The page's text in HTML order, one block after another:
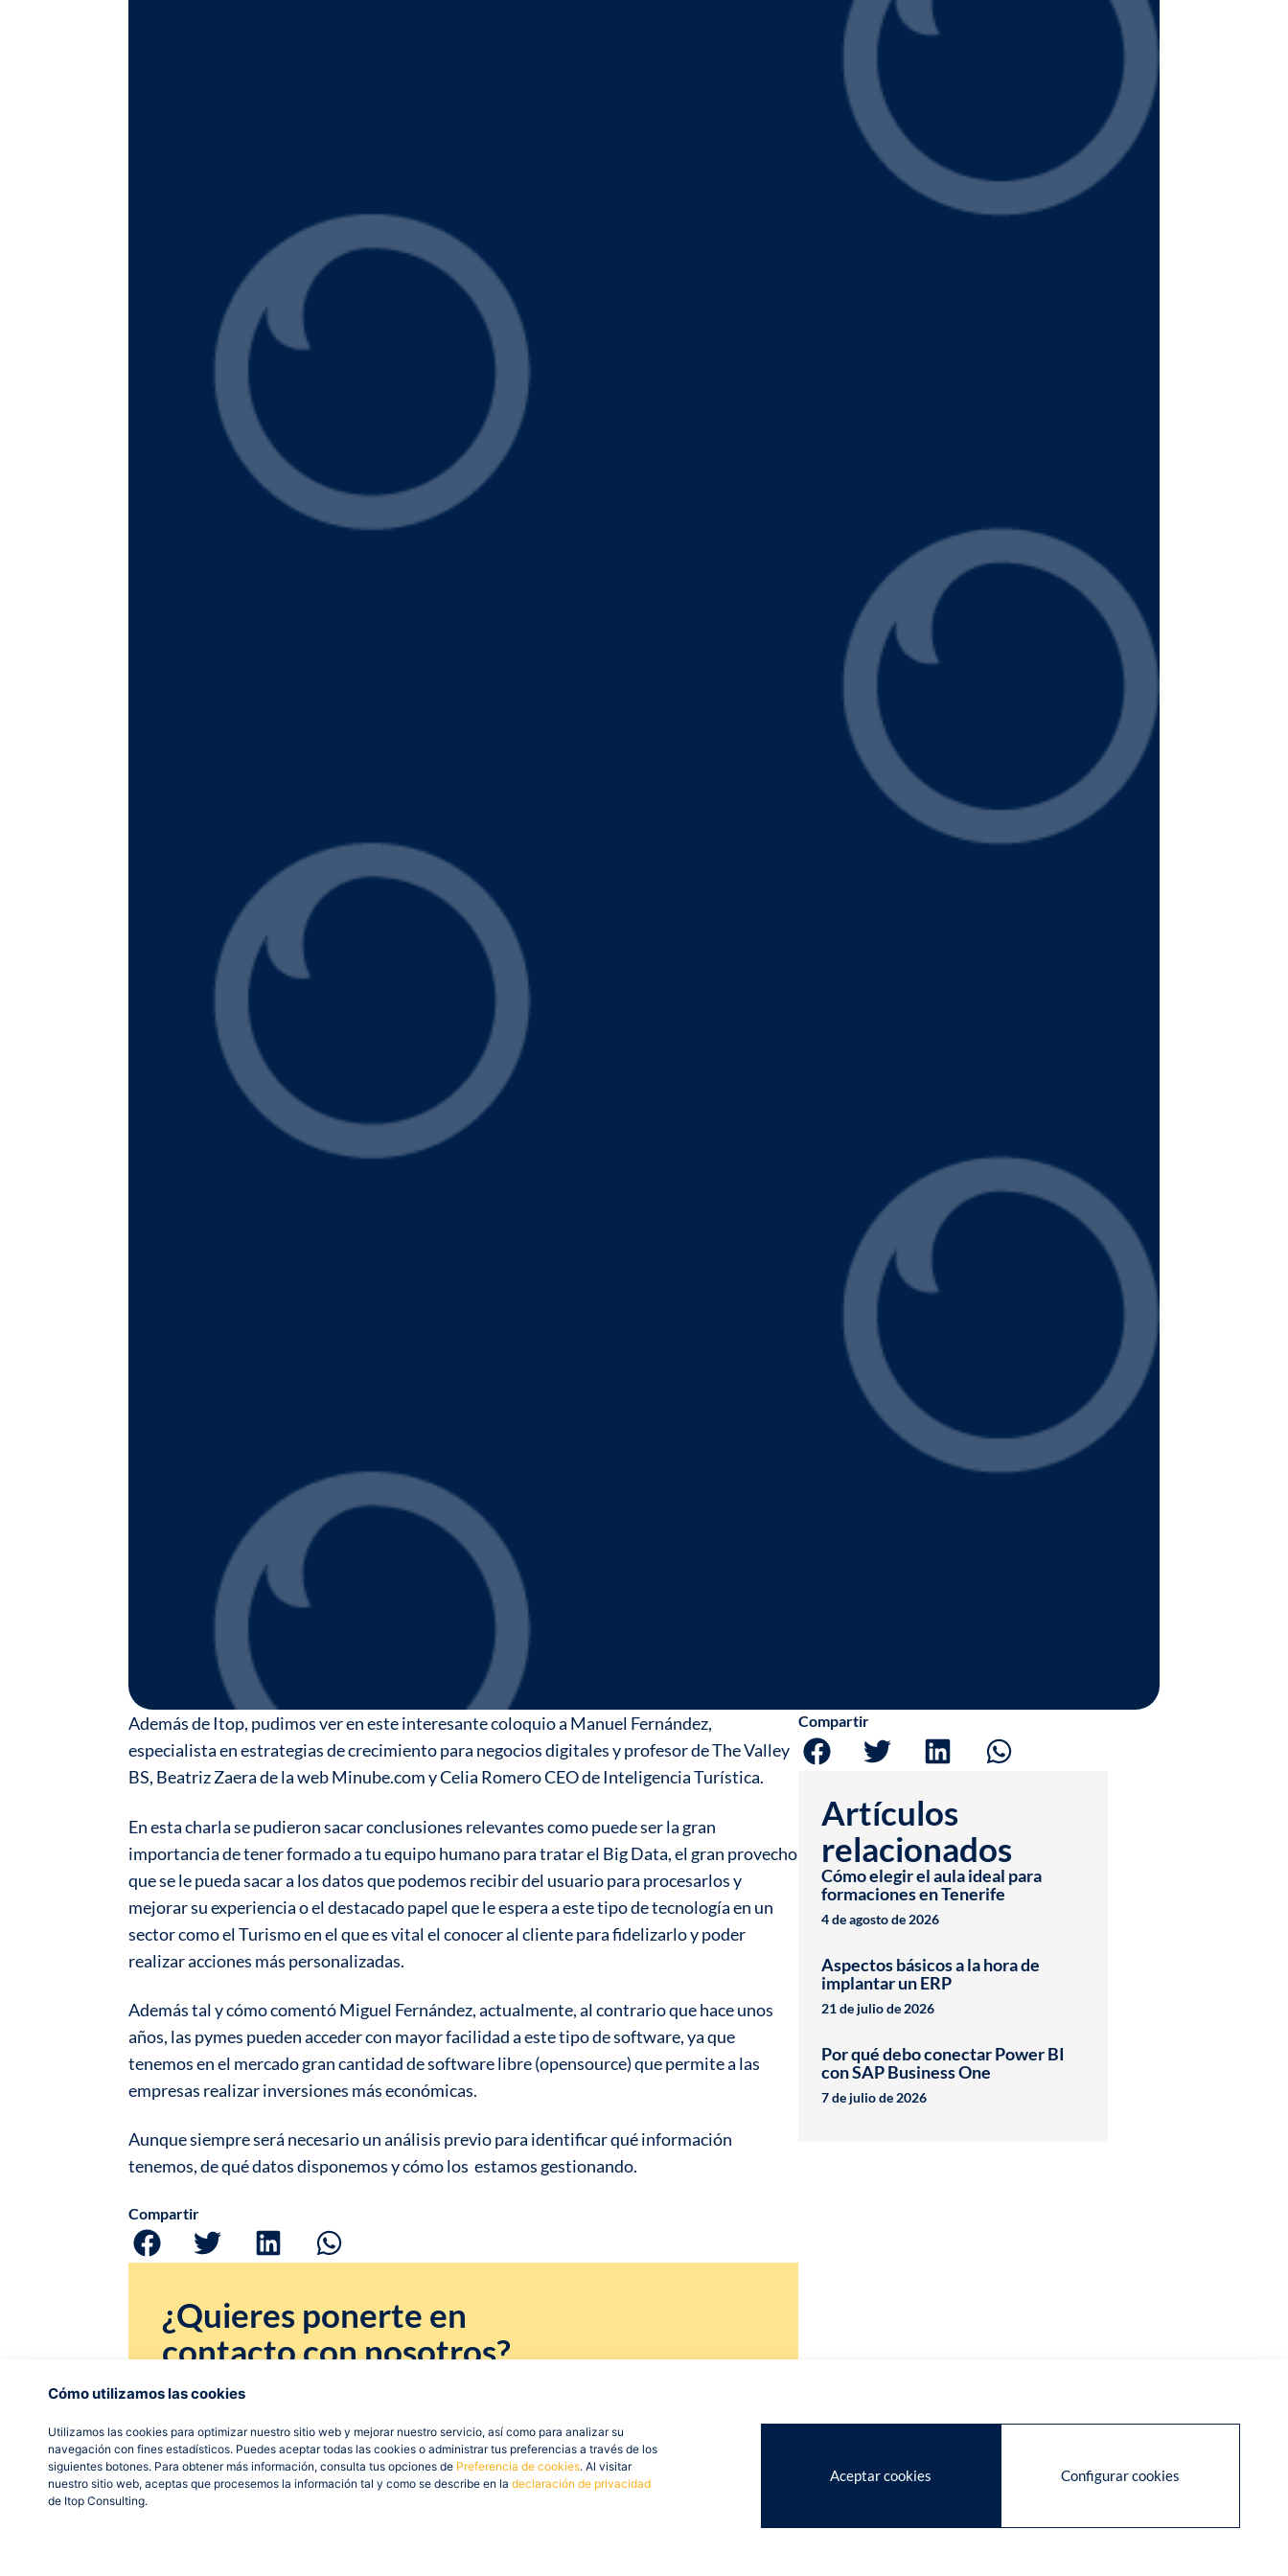
Cómo utilizamos las cookies
Utilizamos las cookies para optimizar nuestro sitio web y mejorar nuestro servicio, así como para analizar su
navegación con fines estadísticos. Puedes aceptar todas las cookies o administrar tus preferencias a través de los
siguientes botones. Para obtener más información, consulta tus opciones de Preferencia de cookies. Al visitar
nuestro sitio web, aceptas que procesemos la información tal y como se describe en la declaración de privacidad
de Itop Consulting.
Aceptar cookies Configurar cookies
Además de Itop, pudimos ver en este interesante coloquio a Manuel Fernández,
especialista en estrategias de crecimiento para negocios digitales y profesor de The Valley
BS, Beatriz Zaera de la web Minube.com y Celia Romero CEO de Inteligencia Turística.
En esta charla se pudieron sacar conclusiones relevantes como puede ser la gran
importancia de tener formado a tu equipo humano para tratar el Big Data, el gran provecho
que se le pueda sacar a los datos que podemos recibir del usuario para procesarlos y
mejorar su experiencia o el destacado papel que le espera a este tipo de tecnología en un
sector como el Turismo en el que es vital el conocer al cliente para fidelizarlo y poder
realizar acciones más personalizadas.
Además tal y cómo comentó Miguel Fernández, actualmente, al contrario que hace unos
años, las pymes pueden acceder con mayor facilidad a este tipo de software, ya que
tenemos en el mercado gran cantidad de software libre (opensource) que permite a las
empresas realizar inversiones más económicas.
Aunque siempre será necesario un análisis previo para identificar qué información
tenemos, de qué datos disponemos y cómo los estamos gestionando.
Compartir
¿Quieres ponerte en
contacto con nosotros?
Si necesitas ayuda, más información o te gustaría
Contáctanos
Compartir
Artículos
relacionados
Cómo elegir el aula ideal para
formaciones en Tenerife
4 de agosto de 2026
Aspectos básicos a la hora de
implantar un ERP
21 de julio de 2026
Por qué debo conectar Power BI
con SAP Business One
7 de julio de 2026